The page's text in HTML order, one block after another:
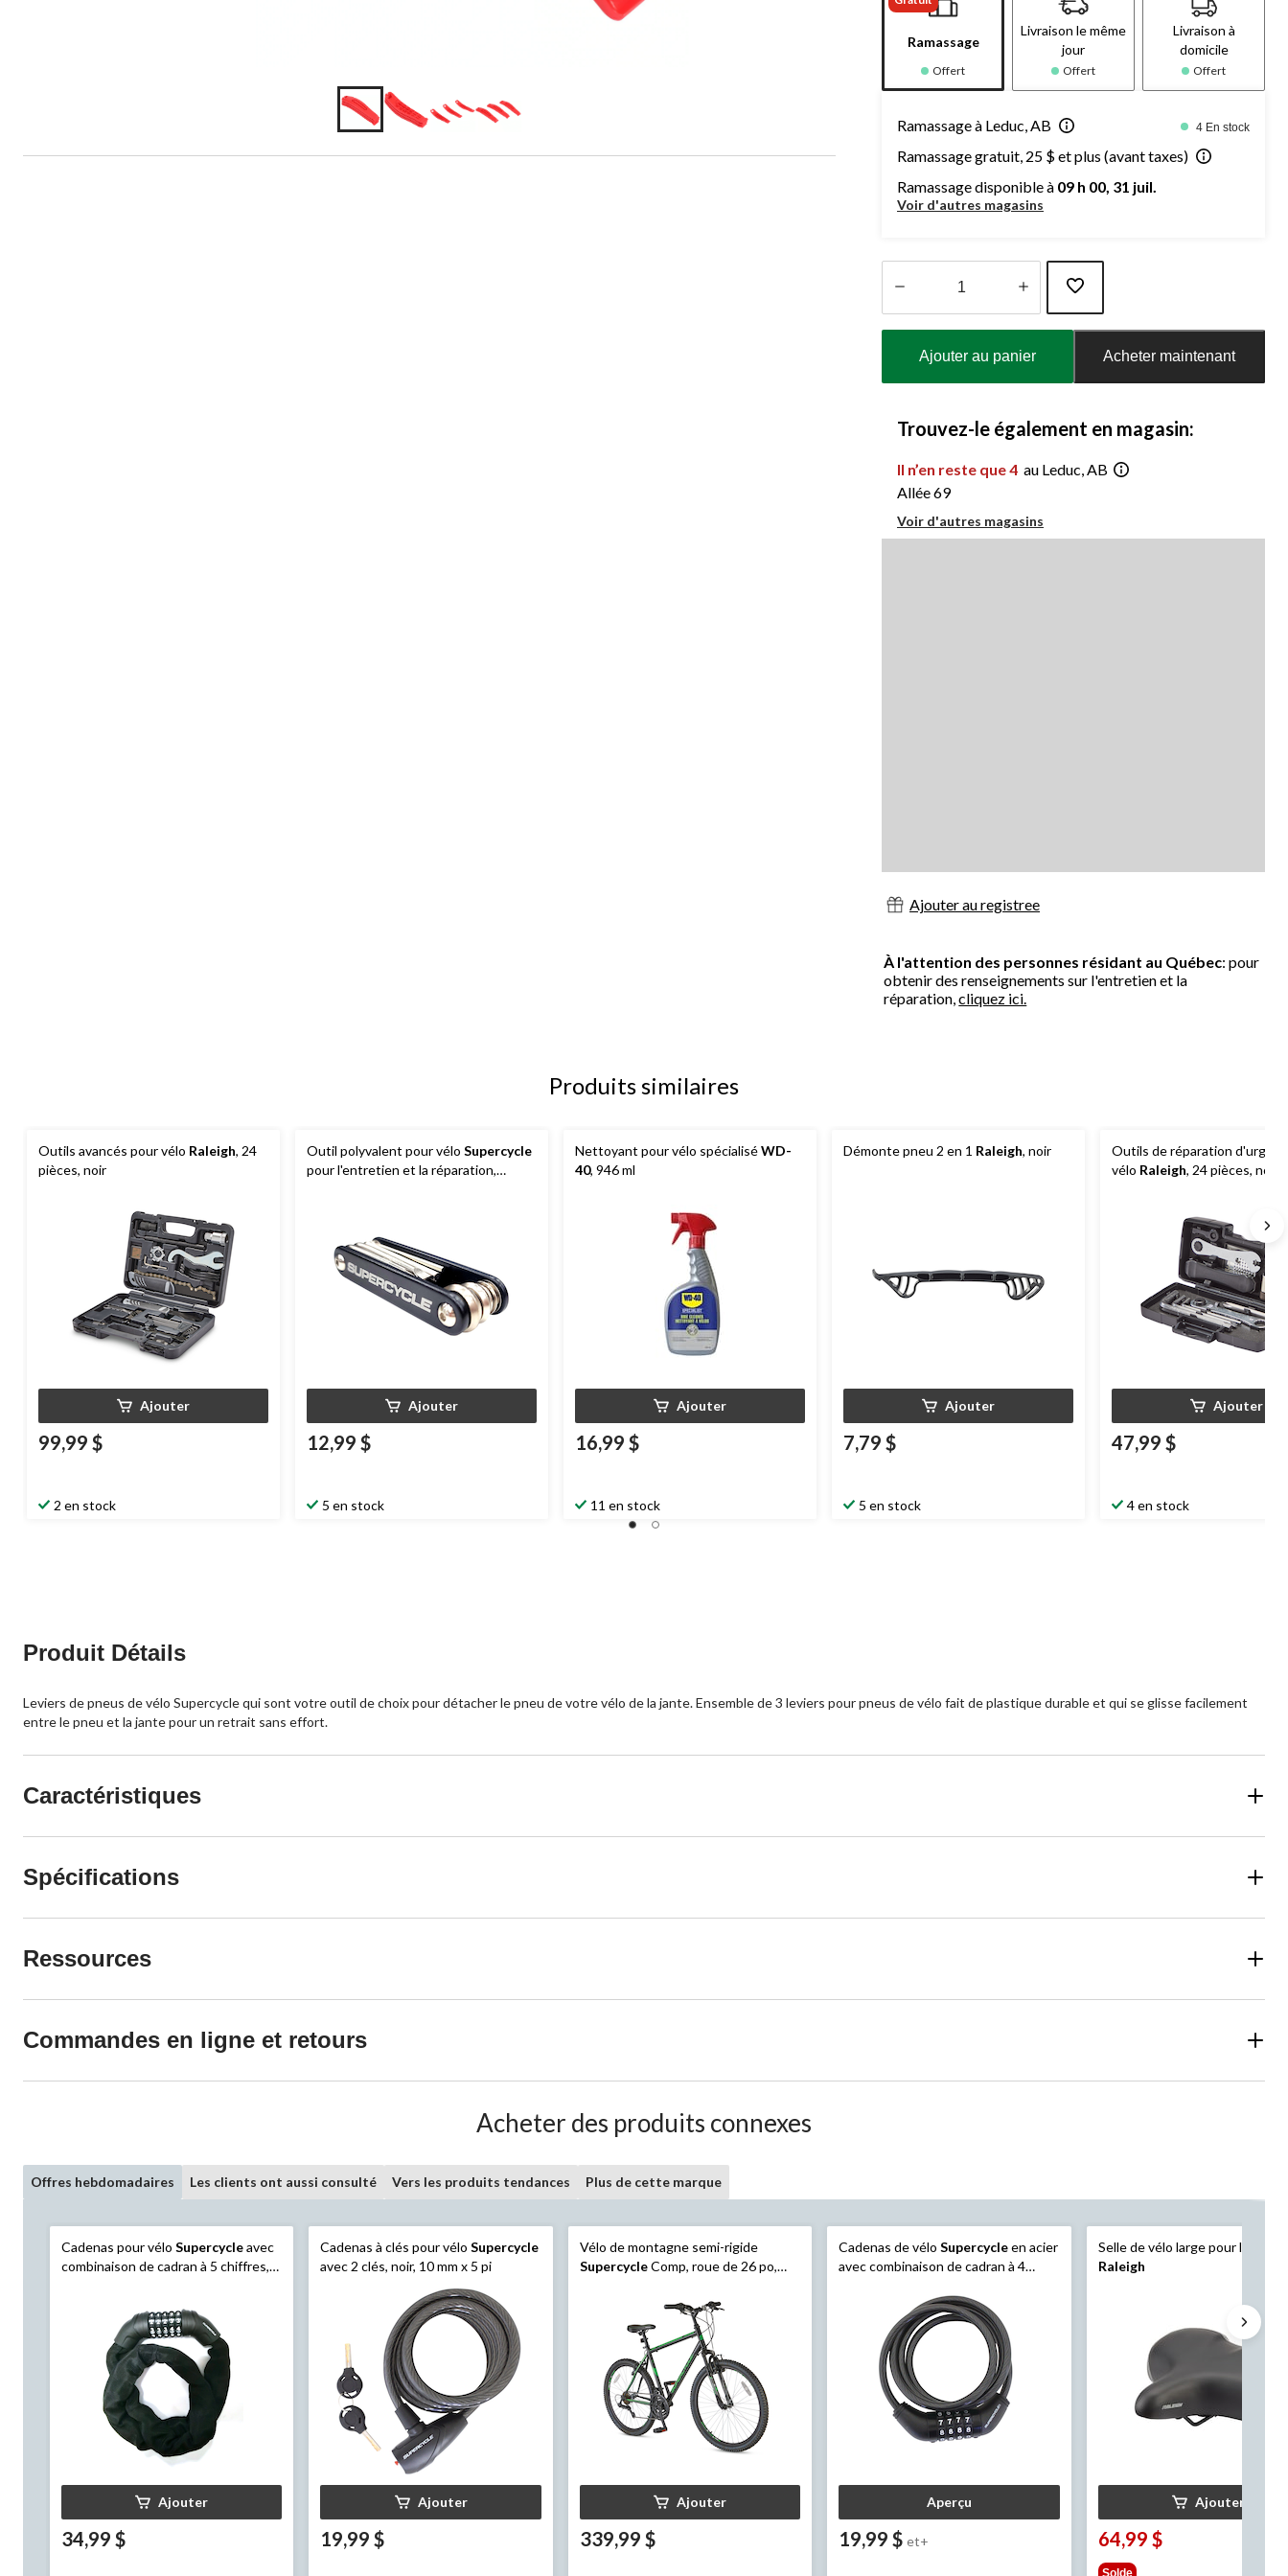
Ramassage
Offert
Livraison le même
jour
Offert
Livraison à
domicile
Offert
Ramassage à Leduc, AB 4 En stock
Ramassage gratuit, 25 $ et plus (avant taxes)
Ramassage disponible à 09 h 00, 31 juil.
Voir d'autres magasins
Ajouter au panier Acheter maintenant
Trouvez-le également en magasin:
Il n’en reste que 4 au Leduc, AB
Allée 69
Voir d'autres magasins
Ajouter au registree
À l'attention des personnes résidant au Québec: pour
obtenir des renseignements sur l'entretien et la
réparation,cliquez ici.
Produits similaires
Outils avancés pour vélo Raleigh, 24
pièces, noir
Ajouter
99,99 $
2 en stock
Outil polyvalent pour vélo Supercycle
pour l'entretien et la réparation,
Ajouter
12,99 $
5 en stock
Nettoyant pour vélo spécialiséWD-
40, 946 ml
Ajouter
16,99 $
11 en stock
Démonte pneu 2 en 1 Raleigh, noir
Ajouter
7,79 $
5 en stock
Outils de réparation
vélo Raleigh, 24 pièces, noir
Ajouter
47,99 $
4 en stock
Produit Détails
Leviers de pneus de vélo Supercycle qui sont votre outil de choix pour détacher le pneu de votre vélo de la jante. Ensemble de 3 leviers pour pneus de vélo fait de plastique durable et qui se glisse facilement
entre le pneu et la jante pour un retrait sans effort.
Caractéristiques
Spécifications
Ressources
Commandes en ligne et retours
Acheter des produits connexes
Offres hebdomadaires Les clients ont aussi consulté Vers les produits tendances Plus de cette marque
Cadenas pour vélo Supercycleavec
combinaison de cadran à 5 chiffres,
Ajouter
34,99 $
Cadenas à clés pour véloSupercycle
avec 2 clés, noir, 10 mm x 5 pi
Ajouter
19,99 $
Vélo de montagne semi-rigide
SupercycleComp, roue de 26 po,
Ajouter
339,99 $
Cadenas de véloSupercycleen acier
avec combinaison de cadran à 4
Aperçu
19,99 $ et+
Selle de vélo large pour le
Raleigh
Ajouter
64,99 $
Solde